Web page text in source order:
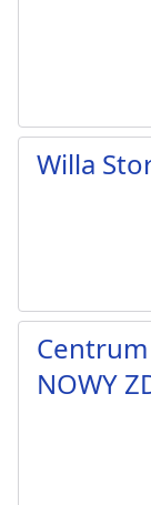
Willa
NOWY